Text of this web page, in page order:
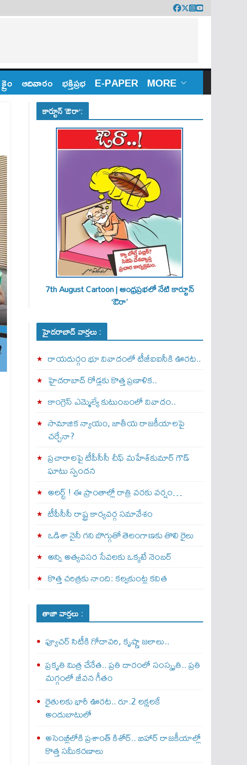
క్రైం ఆదివారం భక్తిప్రభ E-PAPER MORE
కార్టూన్ ‘ఔరా’:
7th August Cartoon | ఆంధ్రప్రభలో నేటి కార్టూన్
‘ఔరా’
హైదరాబాద్ వార్తలు :
రాయదుర్గం భూ వివాదంలో టీజీఐఐసీకి ఊరట..
హైదరాబాద్ రోడ్లకు కొత్త ప్రణాళిక..
కాంగ్రెస్ ఎమ్మెల్యే కుటుంబంలో వివాదం..
సామాజిక న్యాయం, జాతీయ రాజకీయాలపై
చర్చేనా?
ప్రచారాలపై టీపీసీసీ చీఫ్ మహేశ్‌కుమార్ గౌడ్
ఘాటు స్పందన
అల‌ర్ట్ ! ఈ ప్రాంతాల్లో రాత్రి వరకు వర్షం…
టీపీసీసీ రాష్ట్ర కార్యవర్గ సమావేశం
ఒడిశా నైనీ గని బొగ్గుతో తెలంగాణకు తొలి రైలు
అన్ని అత్యవసర సేవలకు ఒక్క‌టే నెంబ‌ర్‌
కొత్త చరిత్రకు నాంది: క‌ల్వ‌కుంట్ల కవిత
తాజా వార్తలు :
ఫ్యూచర్ సిటీకి గోదావరి, కృష్ణా జలాలు..
ప్రకృతి మిత్ర చేనేత.. ప్రతి దారంలో సంస్కృతి.. ప్రతి
మగ్గంలో జీవన గీతం
రైతులకు భారీ ఊరట.. రూ.2 లక్షలకే
అందుబాటులో
అసెంబ్లీలోకి ప్రశాంత్ కిశోర్.. బిహార్ రాజకీయాల్లో
కొత్త సమీకరణాలు